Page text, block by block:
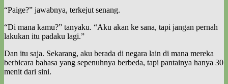
“Paige?” jawabnya, terkejut senang.
“Di mana kamu?” tanyaku. “Aku akan ke sana, tapi jangan pernah
lakukan itu padaku lagi.”
Dan itu saja. Sekarang, aku berada di negara lain di mana mereka
berbicara bahasa yang sepenuhnya berbeda, tapi pantainya hanya 30
menit dari sini.